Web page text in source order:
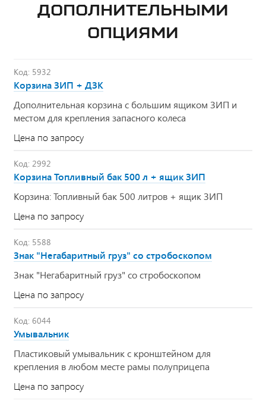
ДОПОЛНИТЕЛЬНЫМИ
ОПЦИЯМИ
Код: 5932
Корзина ЗИП + ДЗК
Дополнительная корзина с большим ящиком ЗИП и
местом для крепления запасного колеса
Цена по запросу
Код: 2992
Корзина Топливный бак 500 л + ящик ЗИП
Корзина: Топливный бак 500 литров + ящик ЗИП
Цена по запросу
Код: 5588
Знак "Негабаритный груз" со стробоскопом
Знак "Негабаритный груз" со стробоскопом
Цена по запросу
Код: 6044
Умывальник
Пластиковый умывальник с кронштейном для
крепления в любом месте рамы полуприцепа
Цена по запросу